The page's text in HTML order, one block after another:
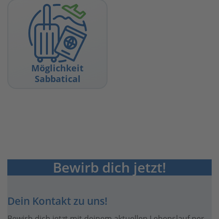
Möglichkeit
Sabbatical
Möglichkeit
Sabbatical
Ein Sabbatical gibt dir die
Möglichkeit, längere
Auszeiten individuell zu
gestalten.
Bewirb dich jetzt!
Dein Kontakt zu uns!